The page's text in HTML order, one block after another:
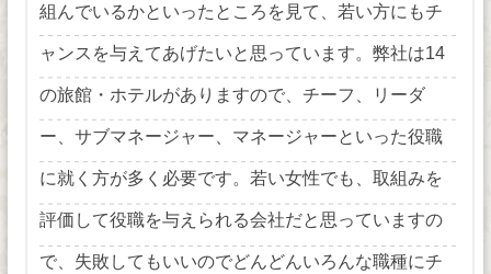
組んでいるかといったところを見て、若い方にもチ
ャンスを与えてあげたいと思っています。弊社は14
の旅館・ホテルがありますので、チーフ、リーダ
ー、サブマネージャー、マネージャーといった役職
に就く方が多く必要です。若い女性でも、取組みを
評価して役職を与えられる会社だと思っていますの
で、失敗してもいいのでどんどんいろんな職種にチ